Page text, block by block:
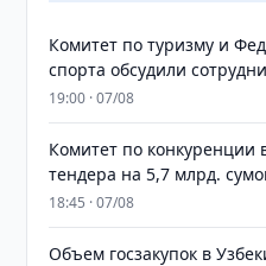
Комитет по туризму и
спорта обсудили
19:00 · 07/08
Комитет по конкуренции
тендера на 5,7 млрд.
18:45 · 07/08
​​​​​​​Объем госзакупок в